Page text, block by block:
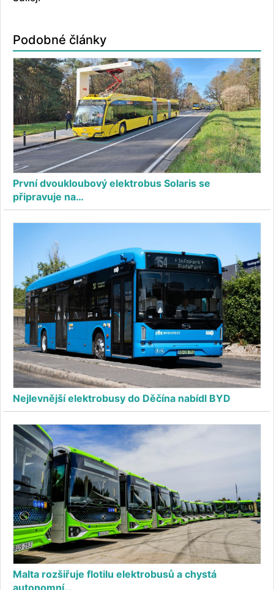
Podobné články
První dvoukloubový elektrobus Solaris se
připravuje na…
Nejlevnější elektrobusy do Děčína nabídl BYD
Malta rozšiřuje flotilu elektrobusů a chystá
autonomní…